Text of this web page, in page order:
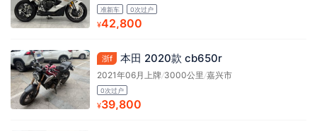
准新车 0次过户
¥42,800
浙f 本田 2020款 cb650r
2021年06月上牌/3000公里 /嘉兴市
0次过户
¥39,800